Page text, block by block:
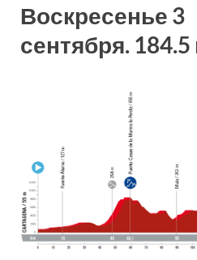
Воскресенье 3
сентября. 184.5